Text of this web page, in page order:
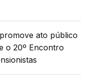
ato público
o 20º Encontro